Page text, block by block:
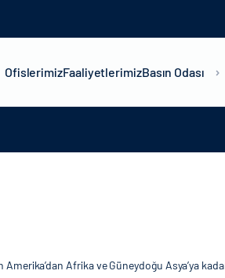
OfislerimizFaaliyetlerimizBasın Odası
Afrika ve Güneydoğu Asya’ya